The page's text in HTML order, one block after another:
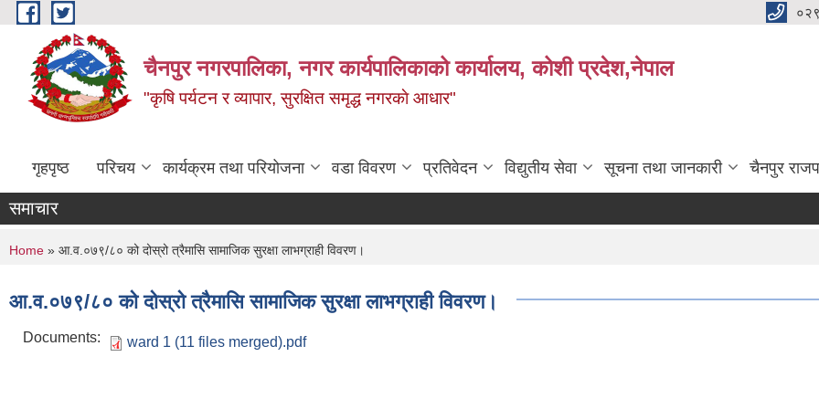
Skip to main content
चैनपुर नगरपालिका, नगर कार्यपालिकाको कार्यालय, कोशी प्रदेश,नेपाल
"कृषि पर्यटन र व्यापार, सुरक्षित समृद्ध नगरकाे आधार"
गृहपृष्ठ परिचय कार्यक्रम तथा परियोजना वडा विवरण प्रतिवेदन विद्युतीय सेवा सूचना तथा जानकारी चैनपुर
समाचार
You are here
Home » आ.व.०७९/८० को दोस्रो त्रैमासि सामाजिक सुरक्षा लाभग्राही विवरण।
आ.व.०७९/८० को दोस्रो त्रैमासि सामाजिक सुरक्षा लाभग्राही विवरण।
Documents: ward 1 (11 files merged).pdf